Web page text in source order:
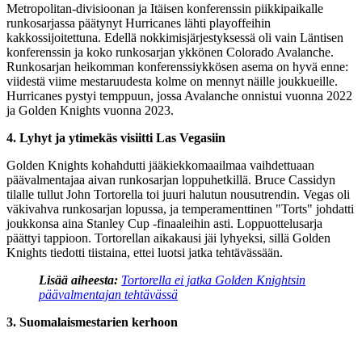
Metropolitan-divisioonan ja Itäisen konferenssin piikkipaikalle
runkosarjassa päätynyt Hurricanes lähti playoffeihin
kakkossijoitettuna. Edellä nokkimisjärjestyksessä oli vain Läntisen
konferenssin ja koko runkosarjan ykkönen Colorado Avalanche.
Runkosarjan heikomman konferenssiykkösen asema on hyvä enne:
viidestä viime mestaruudesta kolme on mennyt näille joukkueille.
Hurricanes pystyi temppuun, jossa Avalanche onnistui vuonna 2022
ja Golden Knights vuonna 2023.
4. Lyhyt ja ytimekäs visiitti Las Vegasiin
Golden Knights kohahdutti jääkiekkomaailmaa vaihdettuaan
päävalmentajaa aivan runkosarjan loppuhetkillä. Bruce Cassidyn
tilalle tullut John Tortorella toi juuri halutun nousutrendin. Vegas oli
väkivahva runkosarjan lopussa, ja temperamenttinen "Torts" johdatti
joukkonsa aina Stanley Cup -finaaleihin asti. Loppuottelusarja
päättyi tappioon. Tortorellan aikakausi jäi lyhyeksi, sillä Golden
Knights tiedotti tiistaina, ettei luotsi jatka tehtävässään.
Lisää aiheesta: Tortorella ei jatka Golden Knightsin
päävalmentajan tehtävässä
3. Suomalaismestarien kerhoon